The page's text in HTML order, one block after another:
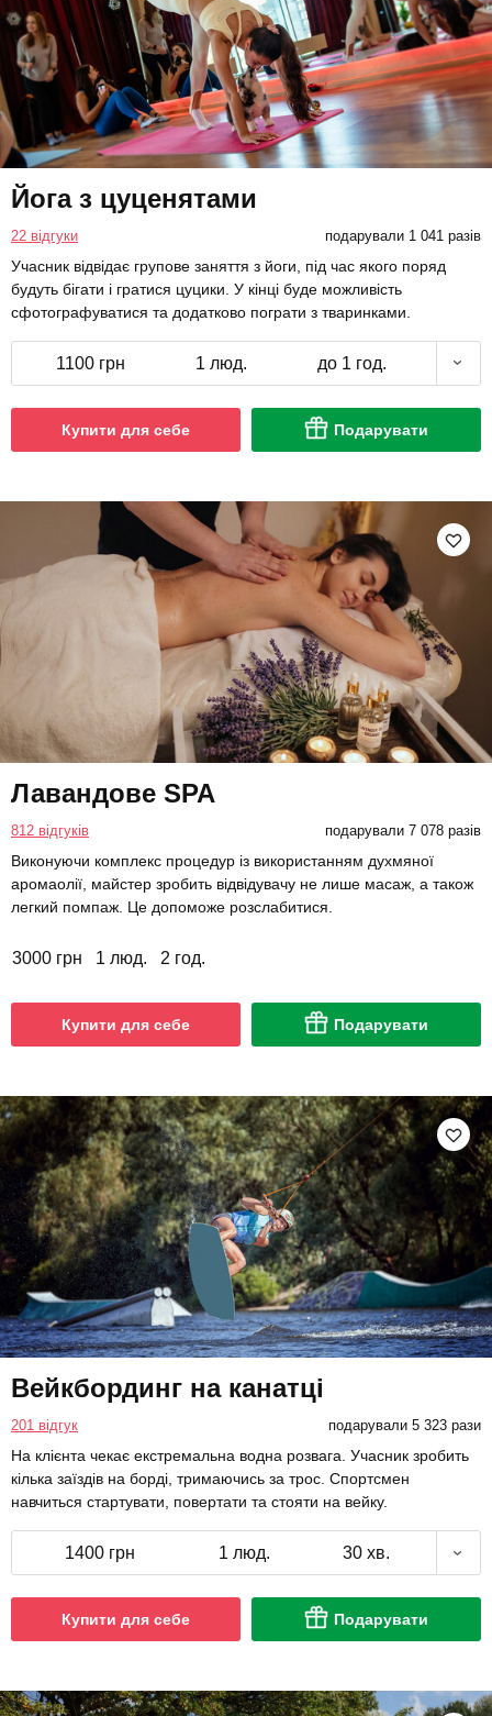
Йога з цуценятами
22 відгуки подарували 1 041 разів
Учасник відвідає групове заняття з йоги, під час якого поряд
будуть бігати і гратися цуцики. У кінці буде можливість
сфотографуватися та додатково пограти з тваринками.
1100 грн 1 люд. до 1 год.
Купити для себе Подарувати
Лавандове SPA
812 відгуків подарували 7 078 разів
Виконуючи комплекс процедур із використанням духмяної
аромаолії, майстер зробить відвідувачу не лише масаж, а також
легкий помпаж. Це допоможе розслабитися.
3000 грн 1 люд. 2 год.
Купити для себе Подарувати
Вейкбординг на канатці
201 відгук подарували 5 323 рази
На клієнта чекає екстремальна водна розвага. Учасник зробить
кілька заїздів на борді, тримаючись за трос. Спортсмен
навчиться стартувати, повертати та стояти на вейку.
1400 грн 1 люд. 30 хв.
Купити для себе Подарувати